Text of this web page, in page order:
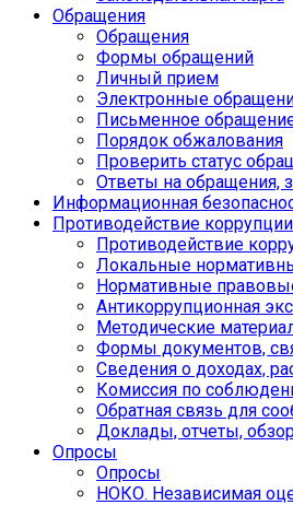
Обращения
Обращения
Формы обращений
Личный прием
Электронные
Письменное
Порядок обжалования
Проверить статус
Ответы на обращения,
Информационная
Противодействие коррупции
Противодействие
Локальные
Нормативные
Антикоррупционная
Методические
Формы документов,
Сведения о доходах,
Комиссия по
Обратная связь для
Доклады, отчеты,
Опросы
Опросы
НОКО. Независимая